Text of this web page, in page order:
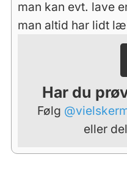
man kan evt. lave
man altid har lidt
Har du
Følg
eller